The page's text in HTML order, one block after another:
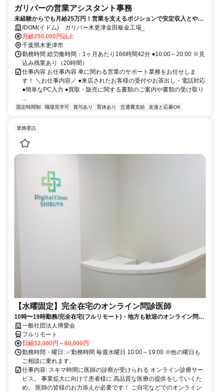
ガリバーの営業アシスタント事務
未経験からでも月給25万円！営業を支えるポジションで安定収入とやり
がいを！
IDOM(イドム) ガリバー木更津金田板金工場_
月給250,000円以上
千葉県木更津市
勤務時間 総労働時間：1ヶ月あたり166時間42分 ●10:00～20:00 ※見
込み残業あり（20時間）
仕事内容 お仕事内容 車に関わる営業のサポート業務をお任せしま
す！ ＼お仕事内容／ ●来店されたお客様の受付やお茶出し・電話対応
●簡単なPC入力 ●買取・販売に関する書類のご案内や書類の受け取り
...
固定時間制 職場見学可 賞与あり 育休あり 交通費支給 友達と応募OK
業務委託
【水曜固定】完全在宅のオンライン問診医師
10時〜19時勤務/完全在宅(フルリモート)・地方も歓迎のオンライン問診
業務一般社団法人博愛会
フルリモート
日給32,000円～80,000円
勤務時間・曜日: ✅勤務時間 毎週水曜日 10:00～19:00 ※他の曜日も
ご相談に乗れます。
仕事内容: スキマ時間に医師の診察が受けられる オンライン診療サー
ビス。 事業拡大に向けて患者様に 高品質な医療の提供をしていくた
め、 医師の皆様のお力添えが必要です！ ご自宅などでのオンライン